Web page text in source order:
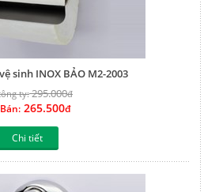
sinh INOX BẢO M2-2003
ty:295.000đ
265.500đ
Chi tiết